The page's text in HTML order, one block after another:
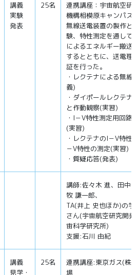
講義
実験
発表
25名
連携講座：宇宙航空研
機構相模原キャンパス
無線送電装置の製作と
験、特性測定を通して
によるエネルギー搬送
するとともに、送電理
証を行った。
・レクテナによる無線
義)
・ダイポールレクテナ
と作動観察(実習)
・I－V特性測定用回路
(実習)
・レクテナのI－V特性
－V特性の測定(実習)
・質疑応答(発表)
講師:佐々木 進、田中
牧 謙一郎、
TA(井上 史也ほか)の学
さん(宇宙航空研究開発
宙科学研究所)
支援:石川 由紀
講義
見学・
25名
連携講座:東京ガス(株)
場